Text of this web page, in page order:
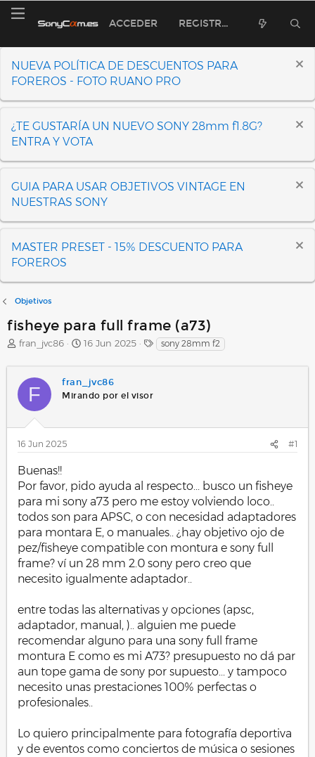
ACCEDER REGISTRARSE
NUEVA POLÍTICA DE DESCUENTOS PARA
FOREROS - FOTO RUANO PRO
¿TE GUSTARÍA UN NUEVO SONY 28mm f1.8G?
ENTRA Y VOTA
GUIA PARA USAR OBJETIVOS VINTAGE EN
NUESTRAS SONY
MASTER PRESET - 15% DESCUENTO PARA
FOREROS
Objetivos
fisheye para full frame (a73)
A
o
r
fran_jvc86
F
a
i
i
i
16 Jun 2025
E
a
sony 28mm f2
F
fran_jvc86
Mirando por el visor
16 Jun 2025 #1
Buenas!!
Por favor, pido ayuda al respecto... busco un fisheye
para mi sony a73 pero me estoy volviendo loco..
todos son para APSC, o con necesidad adaptadores
para montara E, o manuales.. ¿hay objetivo ojo de
pez/fisheye compatible con montura e sony full
frame? ví un 28 mm 2.0 sony pero creo que
necesito igualmente adaptador..
entre todas las alternativas y opciones (apsc,
adaptador, manual, ).. alguien me puede
recomendar alguno para una sony full frame
montura E como es mi A73? presupuesto no dá par
aun tope gama de sony por supuesto... y tampoco
necesito unas prestaciones 100% perfectas o
profesionales..
Lo quiero principalmente para fotografía deportiva
y de eventos como conciertos de música o sesiones